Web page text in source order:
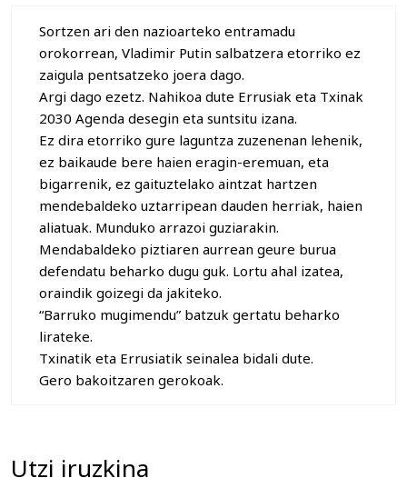
Sortzen ari den nazioarteko entramadu
orokorrean, Vladimir Putin salbatzera etorriko ez
zaigula pentsatzeko joera dago.
Argi dago ezetz. Nahikoa dute Errusiak eta Txinak
2030 Agenda desegin eta suntsitu izana.
Ez dira etorriko gure laguntza zuzenenan lehenik,
ez baikaude bere haien eragin-eremuan, eta
bigarrenik, ez gaituztelako aintzat hartzen
mendebaldeko uztarripean dauden herriak, haien
aliatuak. Munduko arrazoi guziarakin.
Mendabaldeko piztiaren aurrean geure burua
defendatu beharko dugu guk. Lortu ahal izatea,
oraindik goizegi da jakiteko.
“Barruko mugimendu” batzuk gertatu beharko
lirateke.
Txinatik eta Errusiatik seinalea bidali dute.
Gero bakoitzaren gerokoak.
Utzi iruzkina